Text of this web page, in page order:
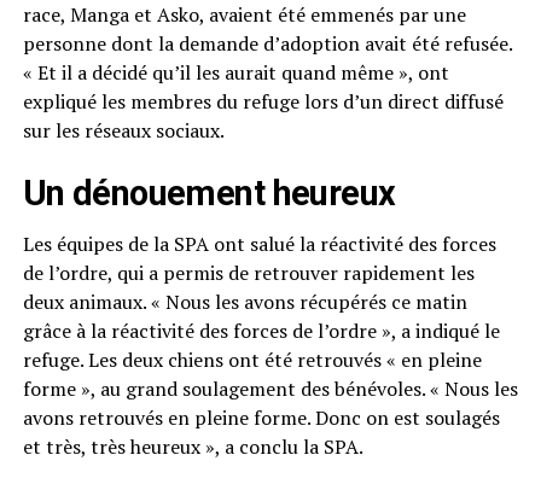
race, Manga et Asko, avaient été emmenés par une
personne dont la demande d’adoption avait été refusée.
« Et il a décidé qu’il les aurait quand même », ont
expliqué les membres du refuge lors d’un direct diffusé
sur les réseaux sociaux.
Un dénouement heureux
Les équipes de la SPA ont salué la réactivité des forces
de l’ordre, qui a permis de retrouver rapidement les
deux animaux. « Nous les avons récupérés ce matin
grâce à la réactivité des forces de l’ordre », a indiqué le
refuge. Les deux chiens ont été retrouvés « en pleine
forme », au grand soulagement des bénévoles. « Nous les
avons retrouvés en pleine forme. Donc on est soulagés
et très, très heureux », a conclu la SPA.